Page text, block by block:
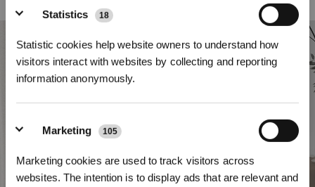
Statistics 18
Statistic cookies help website owners to understand how
visitors interact with websites by collecting and reporting
information anonymously.
Marketing 105
Marketing cookies are used to track visitors across
websites. The intention is to display ads that are relevant and
und gründliche Tiefenreinigung erzielt wird.
*Neu registrierte Benutzer können 3000 Punkte verwenden, um einen Rabatt von 30
€ auf ihre erste Bestellung zu erhalten, wenn die Zahlung 1000 € überschreitet.